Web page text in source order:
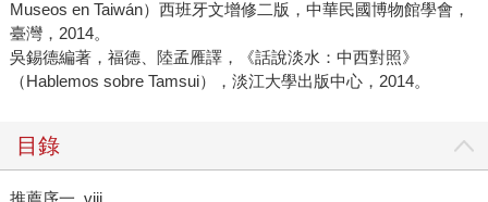
Museos en Taiwán）西班牙文增修二版，中華民國博物館學會，
臺灣，2014。
吳錫德編著，福德、陸孟雁譯，《話說淡水：中西對照》
（Hablemos sobre Tamsui），淡江大學出版中心，2014。
目錄
推薦序一 viii